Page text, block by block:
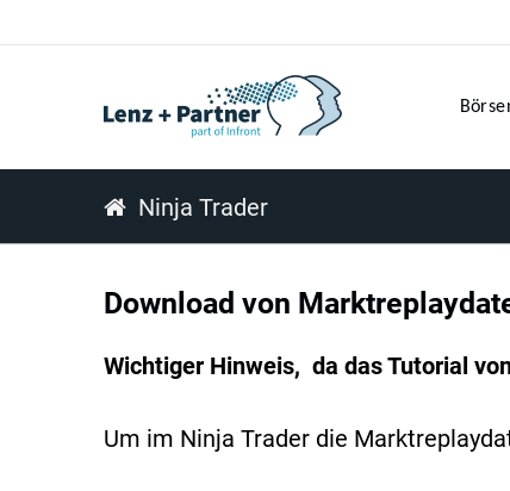
Ninja Trader
Download von
Wichtiger Hinweis, da das Tutorial
Um im Ninja Trader die